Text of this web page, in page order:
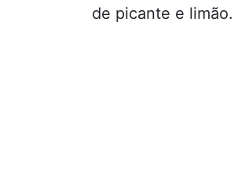
de picante e